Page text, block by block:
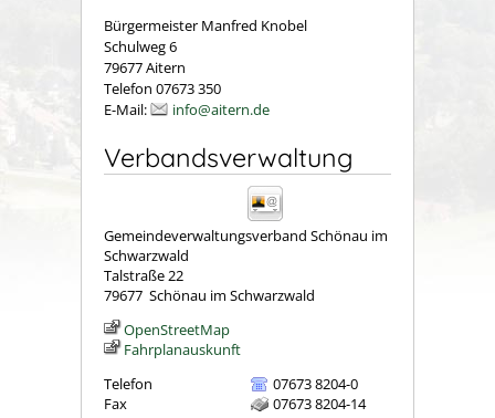
Bürgermeister Manfred Knobel
Schulweg 6
79677 Aitern
Telefon 07673 350
E-Mail:
info@aitern.de
Verbandsverwaltung
Gemeindeverwaltungsverband Schönau im
Schwarzwald
Talstraße 22
79677 Schönau im Schwarzwald
OpenStreetMap
Fahrplanauskunft
Telefon
07673 8204-0
Fax
07673 8204-14